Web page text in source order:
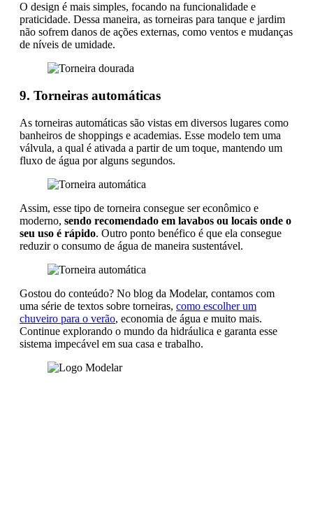
O design é mais simples, focando na funcionalidade e
praticidade. Dessa maneira, as torneiras para tanque e jardim
não sofrem danos de ações externas, como ventos e mudanças
de níveis de umidade.
9. Torneiras automáticas
As torneiras automáticas são vistas em diversos lugares como
banheiros de shoppings e academias. Esse modelo tem uma
válvula, a qual é ativada a partir de um toque, mantendo um
fluxo de água por alguns segundos.
Assim, esse tipo de torneira consegue ser econômico e
moderno, sendo recomendado em lavabos ou locais onde o
seu uso é rápido. Outro ponto benéfico é que ela consegue
reduzir o consumo de água de maneira sustentável.
Gostou do conteúdo? No blog da Modelar, contamos com
uma série de textos sobre torneiras, como escolher um
chuveiro para o verão, economia de água e muito mais.
Continue explorando o mundo da hidráulica e garanta esse
sistema impecável em sua casa e trabalho.